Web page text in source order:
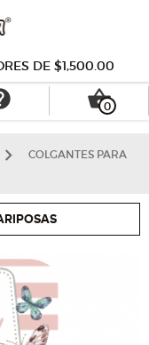
DE $1,500.00
0
shopping_basket
COLGANTES PARA